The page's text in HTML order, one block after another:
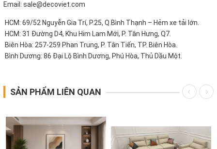
Email: sale@decoviet.com
HCM: 69/52 Nguyễn Gia Trí, P.25, Q.Bình Thạnh – Hẻm xe tải lớn.
HCM: 31 Đường D4, Khu Him Lam Mới, P. Tân Hưng, Q7.
Biên Hòa: 257-259 Phan Trung, P. Tân Tiến, TP. Biên Hòa.
Bình Dương: 86 Đại Lộ Bình Dương, Phú Hòa, Thủ Dầu Một.
SẢN PHẨM LIÊN QUAN